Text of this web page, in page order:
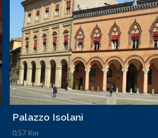
Palazzo Isolani
0,57 Km